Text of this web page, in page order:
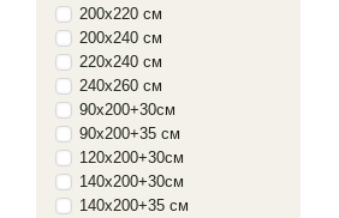
200х220 см
200х240 см
220х240 см
240х260 см
90х200+30см
90x200+35 см
120х200+30см
140х200+30см
140x200+35 см